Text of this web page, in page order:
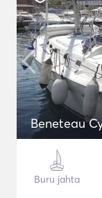
Beneteau
Buru jahta